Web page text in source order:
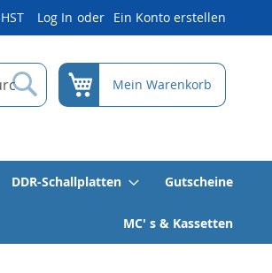
Log In Ein Konto erstellen
Suche
Mein Warenkorb
DDR-Schallplatten Gutscheine
MC' s & Kassetten